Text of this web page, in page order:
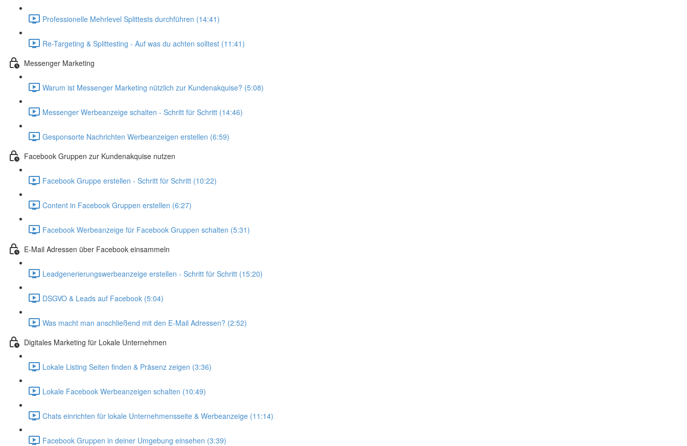
Professionelle Mehrlevel Splittests durchführen (14:41)
Re-Targeting & Splittesting - Auf was du achten solltest (11:41)
Messenger Marketing
Warum ist Messenger Marketing nützlich zur Kundenakquise? (5:08)
Messenger Werbeanzeige schalten - Schritt für Schritt (14:46)
Gesponsorte Nachrichten Werbeanzeigen erstellen (6:59)
Facebook Gruppen zur Kundenakquise nutzen
Facebook Gruppe erstellen - Schritt für Schritt (10:22)
Content in Facebook Gruppen erstellen (6:27)
Facebook Werbeanzeige für Facebook Gruppen schalten (5:31)
E-Mail Adressen über Facebook einsammeln
Leadgenerierungswerbeanzeige erstellen - Schritt für Schritt (15:20)
DSGVO & Leads auf Facebook (5:04)
Was macht man anschließend mit den E-Mail Adressen? (2:52)
Digitales Marketing für Lokale Unternehmen
Lokale Listing Seiten finden & Präsenz zeigen (3:36)
Lokale Facebook Werbeanzeigen schalten (10:49)
Chats einrichten für lokale Unternehmensseite & Werbeanzeige (11:14)
Facebook Gruppen in deiner Umgebung einsehen (3:39)